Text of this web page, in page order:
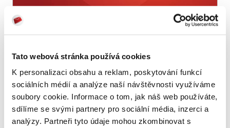
Tato webová stránka používá cookies
K personalizaci obsahu a reklam, poskytování funkcí
sociálních médií a analýze naší návštěvnosti využíváme
soubory cookie. Informace o tom, jak náš web používáte,
sdílíme se svými partnery pro sociální média, inzerci a
analýzy. Partneři tyto údaje mohou zkombinovat s
Email marketing: What lies ahead in